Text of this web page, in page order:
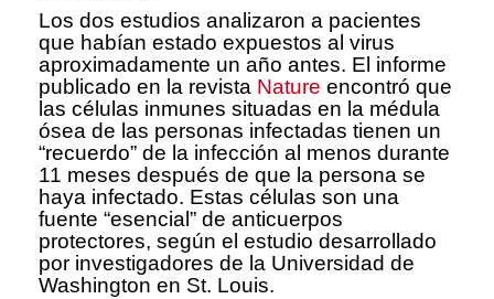
Los dos estudios analizaron a pacientes
que habían estado expuestos al virus
aproximadamente un año antes. El informe
publicado en la revista Nature encontró que
las células inmunes situadas en la médula
ósea de las personas infectadas tienen un
“recuerdo” de la infección al menos durante
11 meses después de que la persona se
haya infectado. Estas células son una
fuente “esencial” de anticuerpos
protectores, según el estudio desarrollado
por investigadores de la Universidad de
Washington en St. Louis.